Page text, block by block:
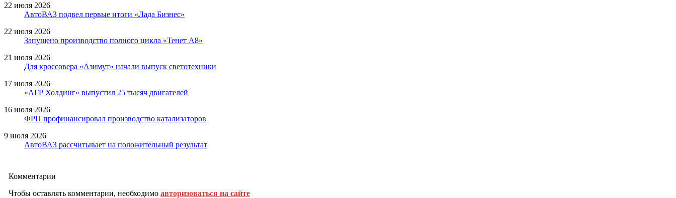
22 июля 2026
АвтоВАЗ подвел первые итоги «Лада Бизнес»
22 июля 2026
Запущено производство полного цикла «Тенет A8»
21 июля 2026
Для кроссовера «Азимут» начали выпуск светотехники
17 июля 2026
«АГР Холдинг» выпустил 25 тысяч двигателей
16 июля 2026
ФРП профинансировал производство катализаторов
9 июля 2026
АвтоВАЗ рассчитывает на положительный результат
Комментарии
Чтобы оставлять комментарии, необходимо авторизоваться на сайте